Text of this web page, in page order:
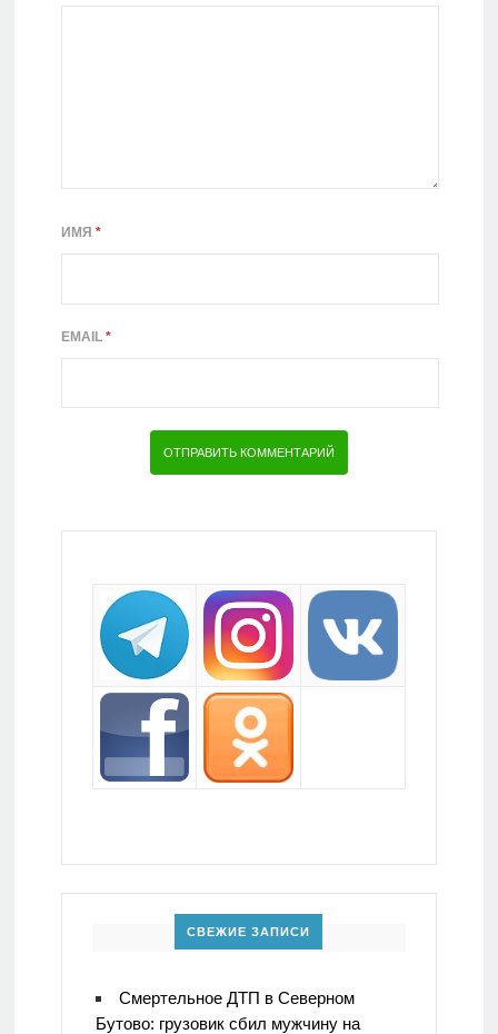
ИМЯ *
EMAIL *
СВЕЖИЕ ЗАПИСИ
Смертельное ДТП в Северном
Бутово: грузовик сбил мужчину на